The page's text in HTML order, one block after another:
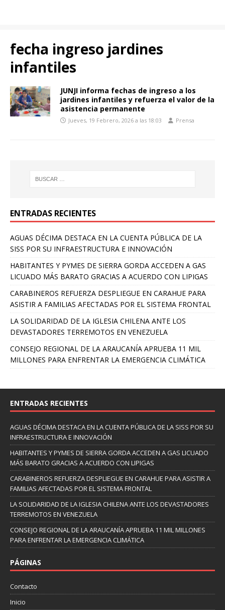
fecha ingreso jardines
infantiles
JUNJI informa fechas de ingreso a los
jardines infantiles y refuerza el valor de la
asistencia permanente
Jueves, 19 Febrero, 2026 a las 18:03 Prensa
ENTRADAS RECIENTES
AGUAS DÉCIMA DESTACA EN LA CUENTA PÚBLICA DE LA
SISS POR SU INFRAESTRUCTURA E INNOVACIÓN
HABITANTES Y PYMES DE SIERRA GORDA ACCEDEN A GAS
LICUADO MÁS BARATO GRACIAS A ACUERDO CON LIPIGAS
CARABINEROS REFUERZA DESPLIEGUE EN CARAHUE PARA
ASISTIR A FAMILIAS AFECTADAS POR EL SISTEMA FRONTAL
LA SOLIDARIDAD DE LA IGLESIA CHILENA ANTE LOS
DEVASTADORES TERREMOTOS EN VENEZUELA
CONSEJO REGIONAL DE LA ARAUCANÍA APRUEBA 11 MIL
MILLONES PARA ENFRENTAR LA EMERGENCIA CLIMÁTICA
ENTRADAS RECIENTES
AGUAS DÉCIMA DESTACA EN LA CUENTA PÚBLICA DE LA SISS POR SU
INFRAESTRUCTURA E INNOVACIÓN
HABITANTES Y PYMES DE SIERRA GORDA ACCEDEN A GAS LICUADO
MÁS BARATO GRACIAS A ACUERDO CON LIPIGAS
CARABINEROS REFUERZA DESPLIEGUE EN CARAHUE PARA ASISTIR A
FAMILIAS AFECTADAS POR EL SISTEMA FRONTAL
LA SOLIDARIDAD DE LA IGLESIA CHILENA ANTE LOS DEVASTADORES
TERREMOTOS EN VENEZUELA
CONSEJO REGIONAL DE LA ARAUCANÍA APRUEBA 11 MIL MILLONES
PARA ENFRENTAR LA EMERGENCIA CLIMÁTICA
PÁGINAS
Contacto
Inicio